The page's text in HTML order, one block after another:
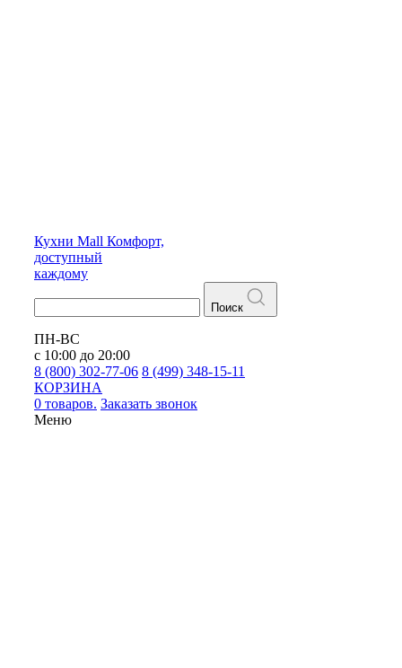
Кухни Mall Комфорт,
доступный
каждому
Поиск
ПН-ВС
с 10:00 до 20:00
8 (800) 302-77-06 8 (499) 348-15-11
КОРЗИНА
0 товаров. Заказать звонок
Меню